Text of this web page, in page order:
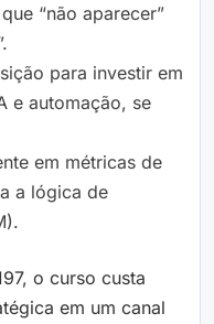
“não aparecer”
para investir em
e automação, se
em métricas de
a lógica de
o curso custa
em um canal